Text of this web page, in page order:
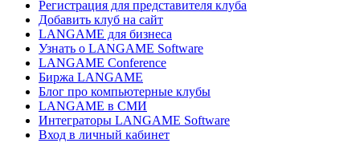
Регистрация для представителя клуба
Добавить клуб на сайт
LANGAME для бизнеса
Узнать о LANGAME Software
LANGAME Conference
Биржа LANGAME
Блог про компьютерные клубы
LANGAME в СМИ
Интеграторы LANGAME Software
Вход в личный кабинет